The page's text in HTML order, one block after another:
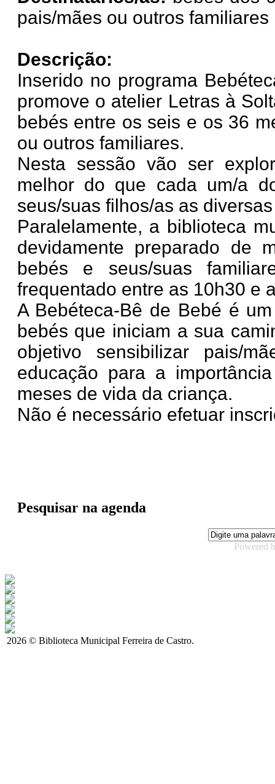
pais/mães ou outros familiares
Descrição:
Inserido no programa
promove o atelier Letras à
bebés entre os seis e os 36
ou outros familiares.
Nesta sessão vão ser
melhor do que cada um/a
seus/suas filhos/as as
Paralelamente, a biblioteca
devidamente preparado de
bebés e seus/suas
frequentado entre as 10h30 e
A Bebéteca-Bê de Bebé é
bebés que iniciam a sua
objetivo sensibilizar pais/
educação para a
meses de vida da criança.
Não é necessário efetuar
Pesquisar na agenda
Powered
2026 © Biblioteca Municipal Ferreira de Castro.